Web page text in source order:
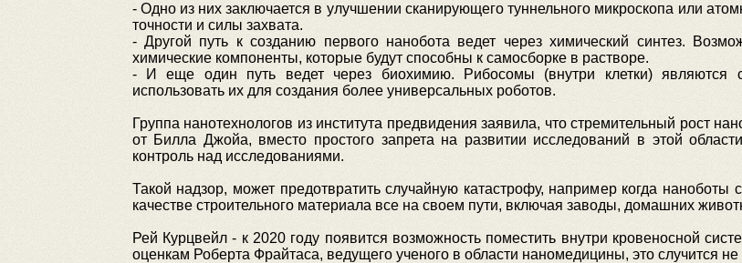
- Одно из них заключается в улучшении сканирующего туннельного микроскопа или
точности и силы захвата.
- Другой путь к созданию первого нанобота ведет через химический синтез.
химические компоненты, которые будут способны к самосборке в растворе.
- И еще один путь ведет через биохимию. Рибосомы (внутри клетки) являются
использовать их для создания более универсальных роботов.
Группа нанотехнологов из института предвидения заявила, что стремительный рост
от Билла Джойа, вместо простого запрета на развитии исследований в этой
контроль над исследованиями.
Такой надзор, может предотвратить случайную катастрофу, например когда наноботы
качестве строительного материала все на своем пути, включая заводы, домашних
Рей Курцвейл - к 2020 году появится возможность поместить внутри кровеносной
оценкам Роберта Фрайтаса, ведущего ученого в области наномедицины, это случится